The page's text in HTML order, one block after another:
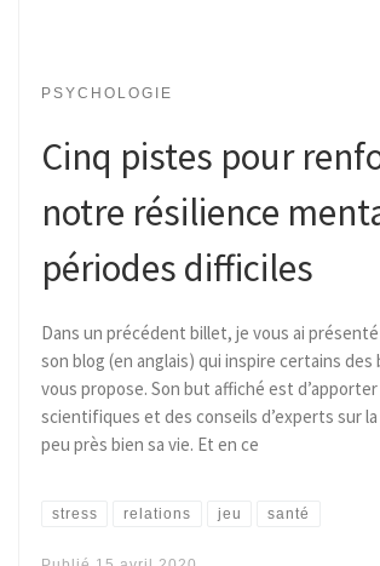
PSYCHOLOGIE
Cinq pistes pour
notre résilience
périodes difficiles
Dans un précédent billet, je vous ai
son blog (en anglais) qui inspire certains des
vous propose. Son but affiché est
scientifiques et des conseils d’experts sur
peu près bien sa vie. Et en ce
stress relations jeu santé